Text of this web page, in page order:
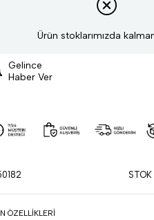
Ürün stoklarımızda
Gelince
Haber Ver
ÖZELLIKLERI